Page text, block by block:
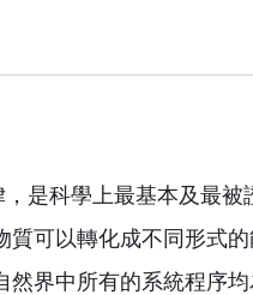
是科學上最基本及最被
可以轉化成不同形式
然界中所有的系統程序均